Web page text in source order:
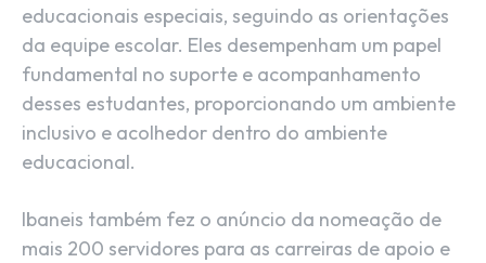
educacionais especiais, seguindo as orientações
da equipe escolar. Eles desempenham um papel
fundamental no suporte e acompanhamento
desses estudantes, proporcionando um ambiente
inclusivo e acolhedor dentro do ambiente
educacional.
Ibaneis também fez o anúncio da nomeação de
mais 200 servidores para as carreiras de apoio e